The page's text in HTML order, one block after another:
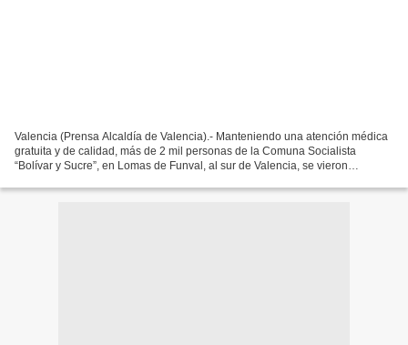
Valencia (Prensa Alcaldía de Valencia).- Manteniendo una atención médica
gratuita y de calidad, más de 2 mil personas de la Comuna Socialista
“Bolívar y Sucre”, en Lomas de Funval, al sur de Valencia, se vieron